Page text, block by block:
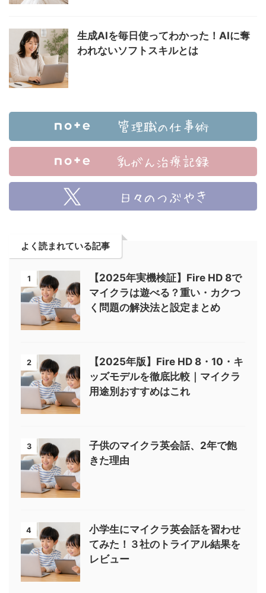
生成AIを毎日使ってわかった！AIに奪
われないソフトスキルとは
よく読まれている記事
1
【2025年実機検証】Fire HD 8で
マイクラは遊べる？重い・カクつ
く問題の解決法と設定まとめ
2
【2025年版】Fire HD 8・10・キ
ッズモデルを徹底比較｜マイクラ
用途別おすすめはこれ
3
子供のマイクラ英会話、2年で飽
きた理由
4
小学生にマイクラ英会話を習わせ
てみた！３社のトライアル結果を
レビュー